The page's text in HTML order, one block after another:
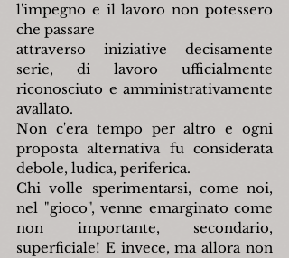
l'impegno e il lavoro non potessero
che passare
attraverso iniziative decisamente
serie, di lavoro ufficialmente
riconosciuto e amministrativamente
avallato.
Non c'era tempo per altro e ogni
proposta alternativa fu considerata
debole, ludica, periferica.
Chi volle sperimentarsi, come noi,
nel "gioco", venne emarginato come
non importante, secondario,
superficiale! E invece, ma allora non